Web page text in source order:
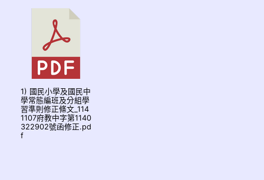
1) 國民小學及國民中
學常態編班及分組學
習準則修正條文_114
1107府教中字第1140
322902號函修正.pd
f